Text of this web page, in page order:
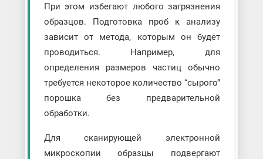
При этом избегают любого загрязнения
образцов. Подготовка проб к анализу
зависит от метода, которым он будет
проводиться. Например, для
определения размеров частиц обычно
требуется некоторое количество “сырого”
порошка без предварительной
обработки.
Для сканирующей электронной
микроскопии образцы подвергают